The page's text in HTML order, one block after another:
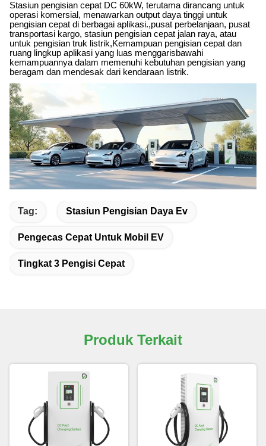
Stasiun pengisian cepat DC 60kW, terutama dirancang untuk
operasi komersial, menawarkan output daya tinggi untuk
pengisian cepat di berbagai aplikasi.,pusat perbelanjaan, pusat
transportasi kargo, stasiun pengisian cepat jalan raya, atau
untuk pengisian truk listrik,Kemampuan pengisian cepat dan
ruang lingkup aplikasi yang luas menggarisbawahi
kemampuannya dalam memenuhi kebutuhan pengisian yang
beragam dan mendesak dari kendaraan listrik.
Tag: Stasiun Pengisian Daya Ev
Pengecas Cepat Untuk Mobil EV
Tingkat 3 Pengisi Cepat
Produk Terkait